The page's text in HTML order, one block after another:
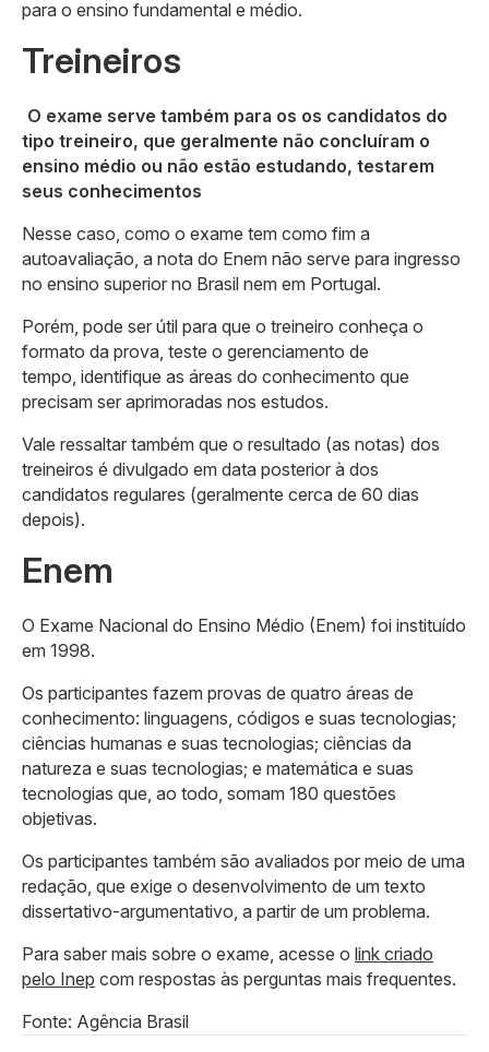
para o ensino fundamental e médio.
Treineiros
O exame serve também para os os candidatos do
tipo treineiro, que geralmente não concluíram o
ensino médio ou não estão estudando, testarem
seus conhecimentos
Nesse caso, como o exame tem como fim a
autoavaliação, a nota do Enem não serve para ingresso
no ensino superior no Brasil nem em Portugal.
Porém, pode ser útil para que o treineiro conheça o
formato da prova, teste o gerenciamento de
tempo, identifique as áreas do conhecimento que
precisam ser aprimoradas nos estudos.
Vale ressaltar também que o resultado (as notas) dos
treineiros é divulgado em data posterior à dos
candidatos regulares (geralmente cerca de 60 dias
depois).
Enem
O Exame Nacional do Ensino Médio (Enem) foi instituído
em 1998.
Os participantes fazem provas de quatro áreas de
conhecimento: linguagens, códigos e suas tecnologias;
ciências humanas e suas tecnologias; ciências da
natureza e suas tecnologias; e matemática e suas
tecnologias que, ao todo, somam 180 questões
objetivas.
Os participantes também são avaliados por meio de uma
redação, que exige o desenvolvimento de um texto
dissertativo-argumentativo, a partir de um problema.
Para saber mais sobre o exame, acesse o link criado
pelo Inep com respostas às perguntas mais frequentes.
Fonte: Agência Brasil